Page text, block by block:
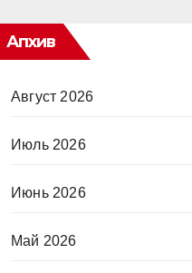
Апхив
Август 2026
Июль 2026
Июнь 2026
Май 2026